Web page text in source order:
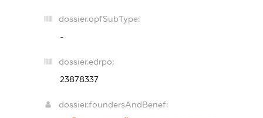
dossier.opfSubType:
-
dossier.edrpo:
23878337
dossier.foundersAndBenef: